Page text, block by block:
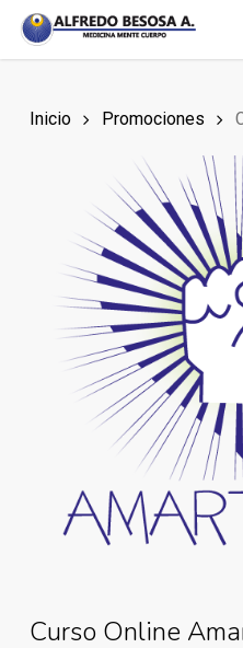
Skip
content
Inicio Promociones
Curso Online